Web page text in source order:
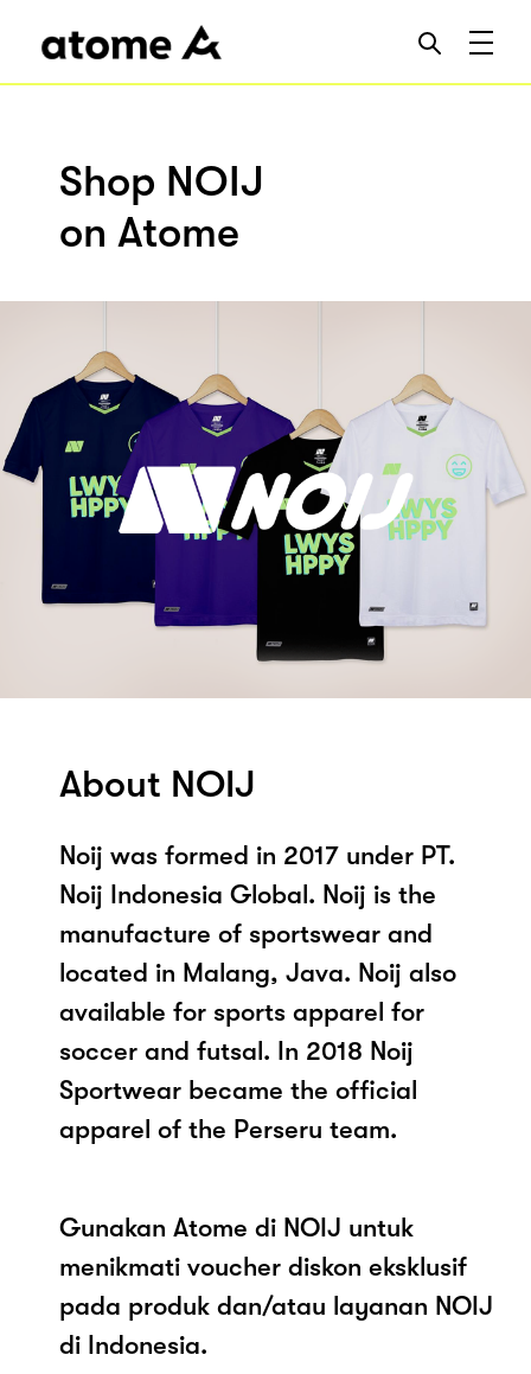
Shop NOIJ
on Atome
About NOIJ
Noij was formed in 2017 under PT.
Noij Indonesia Global. Noij is the
manufacture of sportswear and
located in Malang, Java. Noij also
available for sports apparel for
soccer and futsal. In 2018 Noij
Sportwear became the official
apparel of the Perseru team.
Gunakan Atome di NOIJ untuk
menikmati voucher diskon eksklusif
pada produk dan/atau layanan NOIJ
di Indonesia.